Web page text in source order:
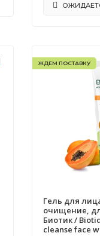
ЖДЕМ ПОСТАВКУ
Гель для
очищение,
Биотик /
cleanse face